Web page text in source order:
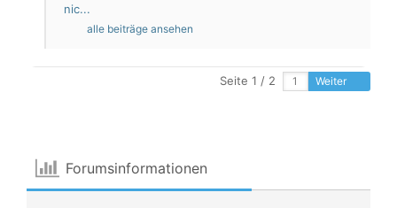
nic...
alle beiträge ansehen
Seite 1 / 2 Weiter
Forumsinformationen